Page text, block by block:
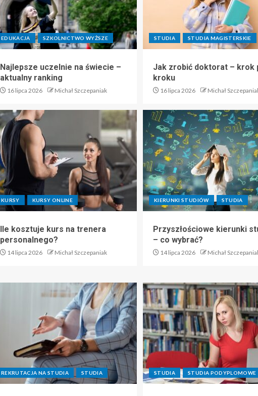
EDUKACJA SZKOLNICTWO WYŻSZE
Najlepsze uczelnie na świecie –
aktualny ranking
16 lipca 2026 Michał Szczepaniak
STUDIA STUDIA MAGISTERSKIE
Jak zrobić doktorat – krok
kroku
16 lipca 2026 Michał
KURSY KURSY ONLINE
Ile kosztuje kurs na trenera
personalnego?
14 lipca 2026 Michał Szczepaniak
KIERUNKI STUDIÓW STUDIA
Przyszłościowe kierunki
– co wybrać?
14 lipca 2026 Michał
REKRUTACJA NA STUDIA STUDIA STUDIA STUDIA PODYPLOMOWE